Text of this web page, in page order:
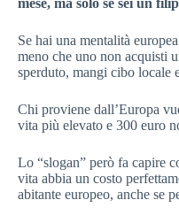
mese, ma solo se sei un
Se hai una mentalità
meno che uno non acquisti
sperduto, mangi cibo locale
Chi proviene dall’Europa
vita più elevato e 300 euro
Lo “slogan” però fa capire
vita abbia un costo
abitante europeo, anche se